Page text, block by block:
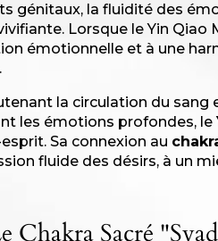
génitaux, la fluidité des
Lorsque le Yin Qiao
émotionnelle et à une
la circulation du sang
les émotions profondes, le
Sa connexion au
fluide des désirs, à un
Chakra Sacré